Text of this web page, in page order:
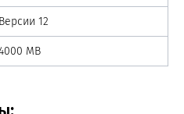
Версии 12
MB